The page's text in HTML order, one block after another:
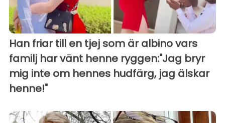
Han friar till en tjej som är albino vars
familj har vänt henne ryggen:"Jag bryr
mig inte om hennes hudfärg, jag älskar
henne!"